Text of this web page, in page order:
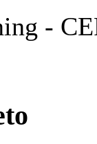
-